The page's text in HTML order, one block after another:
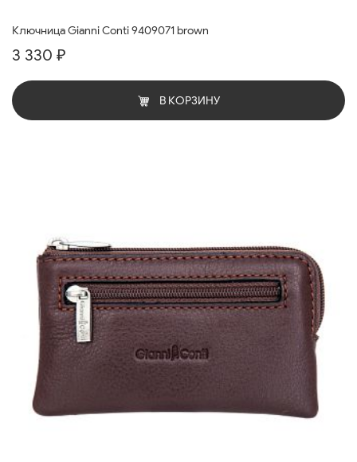
Ключница Gianni Conti 9409071 brown
3 330 ₽
В КОРЗИНУ